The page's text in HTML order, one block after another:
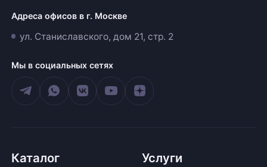
Адреса офисов в г. Москве
ул. Станиславского, дом 21, стр. 2
Мы в социальных сетях
Каталог Услуги